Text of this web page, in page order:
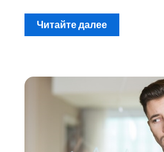
Читайте далее